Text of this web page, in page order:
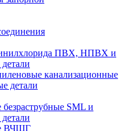
ПВХ, НПВХ и
канализационные
детали
SML и
ВЧШГ